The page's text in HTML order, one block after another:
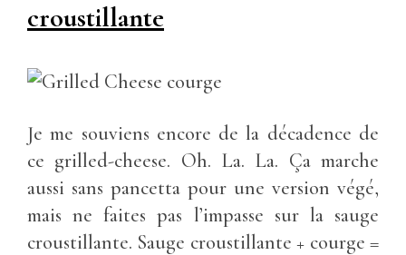
croustillante
Je me souviens encore de la décadence de
ce grilled-cheese. Oh. La. La. Ça marche
aussi sans pancetta pour une version végé,
mais ne faites pas l’impasse sur la sauge
croustillante. Sauge croustillante + courge =